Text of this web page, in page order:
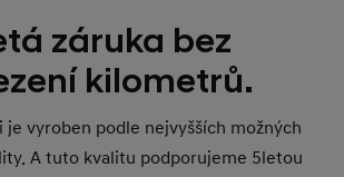
záruka bez
kilometrů.
je vyroben podle nejvyšších možných
A tuto kvalitu podporujeme 5letou